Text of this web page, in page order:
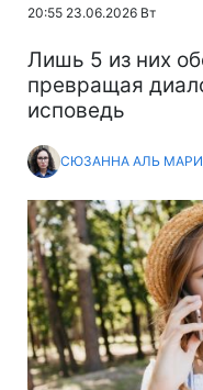
20:55 23.06.2026 Вт
Лишь 5 из них
превращая
исповедь
СЮЗАННА АЛЬ